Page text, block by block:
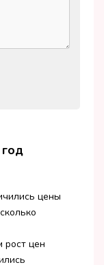
цены
рост цен